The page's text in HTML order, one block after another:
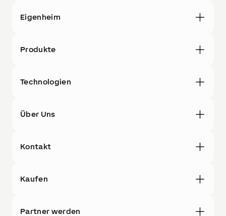
Eigenheim
Produkte
Technologien
Über Uns
Kontakt
Kaufen
Partner werden